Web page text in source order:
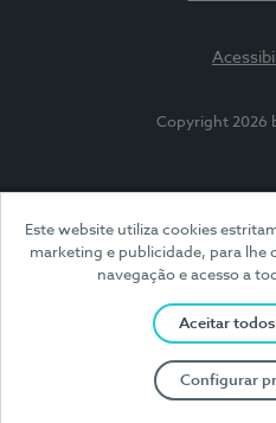
Este website utiliza cookies
marketing e publicidade, para lhe
navegação e acesso a
Aceitar
Configurar
Copyright 2026